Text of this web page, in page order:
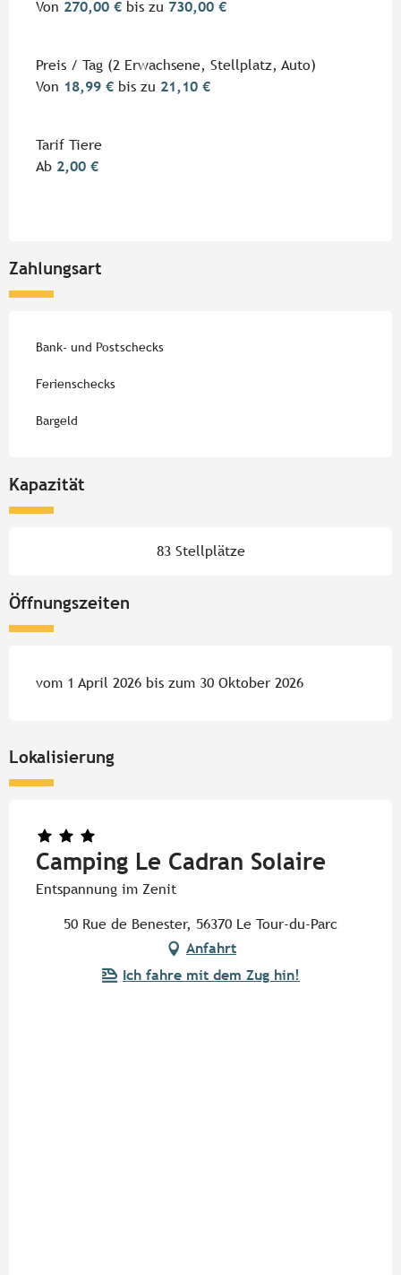
Von 270,00 € bis zu 730,00 €
Preis / Tag (2 Erwachsene, Stellplatz, Auto)
Von 18,99 € bis zu 21,10 €
Tarif Tiere
Ab 2,00 €
Zahlungsart
Bank- und Postschecks
Ferienschecks
Bargeld
Kapazität
83 Stellplätze
Öffnungszeiten
vom 1 April 2026 bis zum 30 Oktober 2026
Lokalisierung
Camping Le Cadran Solaire
Entspannung im Zenit
50 Rue de Benester, 56370 Le Tour-du-Parc
Anfahrt
Ich fahre mit dem Zug hin!